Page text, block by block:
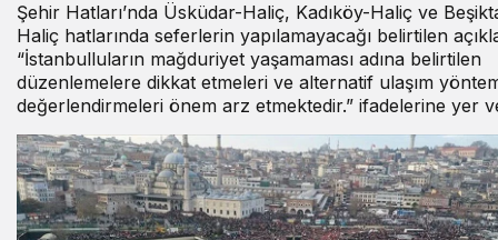
Şehir Hatları’nda Üsküdar-Haliç, Kadıköy-Haliç ve
Haliç hatlarında seferlerin yapılamayacağı belirtilen
“İstanbulluların mağduriyet yaşamaması adına belirtilen
düzenlemelere dikkat etmeleri ve alternatif ulaşım
değerlendirmeleri önem arz etmektedir.” ifadelerine yer